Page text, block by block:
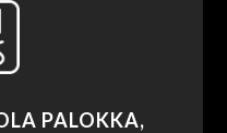
PALOKKA,